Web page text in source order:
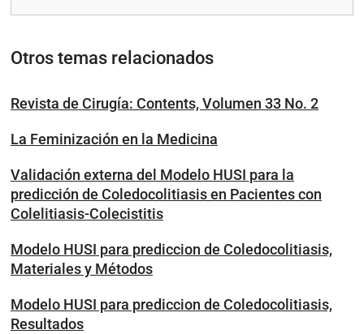
Otros temas relacionados
Revista de Cirugía: Contents, Volumen 33 No. 2
La Feminización en la Medicina
Validación externa del Modelo HUSI para la
predicción de Coledocolitiasis en Pacientes con
Colelitiasis-Colecistitis
Modelo HUSI para prediccion de Coledocolitiasis,
Materiales y Métodos
Modelo HUSI para prediccion de Coledocolitiasis,
Resultados